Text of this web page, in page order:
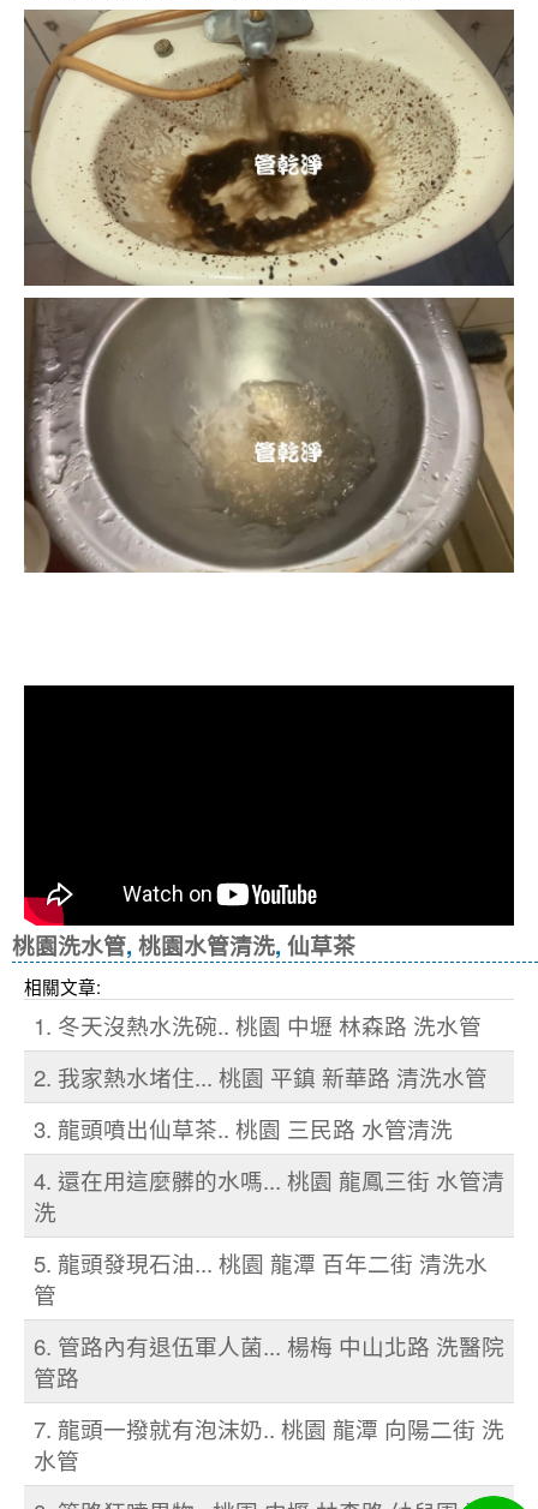
桃園洗水管, 桃園水管清洗, 仙草茶
相關文章:
1. 冬天沒熱水洗碗.. 桃園 中壢 林森路 洗水管
2. 我家熱水堵住... 桃園 平鎮 新華路 清洗水管
3. 龍頭噴出仙草茶.. 桃園 三民路 水管清洗
4. 還在用這麼髒的水嗎... 桃園 龍鳳三街 水管清
洗
5. 龍頭發現石油... 桃園 龍潭 百年二街 清洗水
管
6. 管路內有退伍軍人菌... 楊梅 中山北路 洗醫院
管路
7. 龍頭一撥就有泡沫奶.. 桃園 龍潭 向陽二街 洗
水管